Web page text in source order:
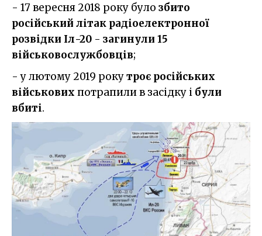
- 17 вересня 2018 року було збито
російський літак радіоелектронної
розвідки Іл-20 - загинули 15
військовослужбовців;
- у лютому 2019 рокутроє російських
військових потрапили в засідку і були
вбиті.